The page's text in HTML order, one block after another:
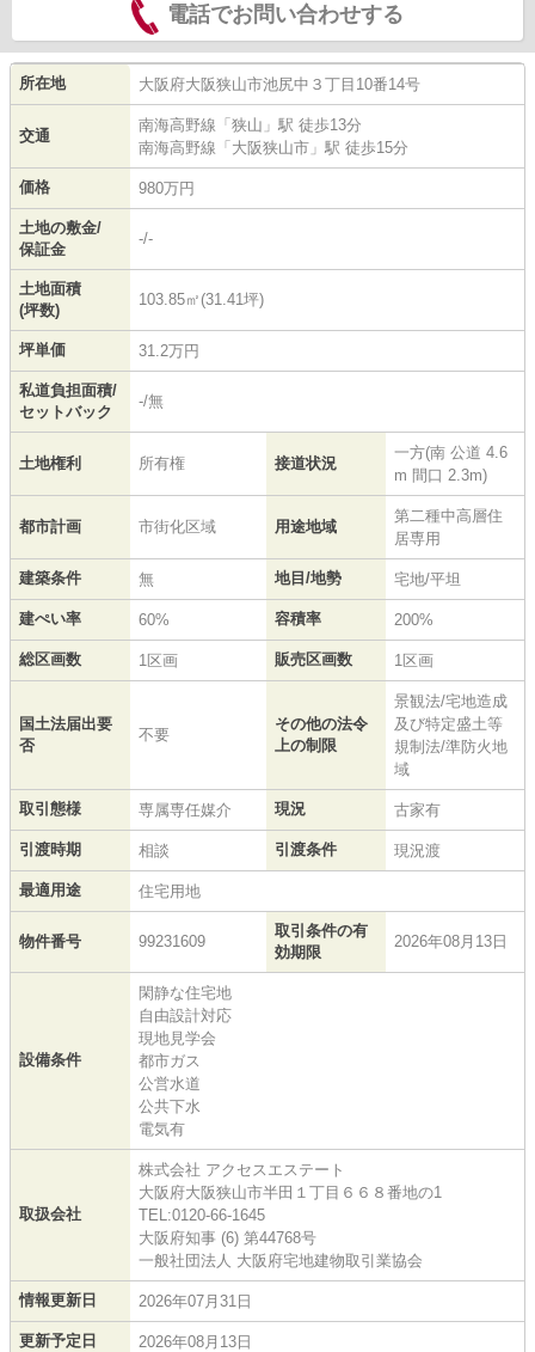
電話でお問い合わせする
所在地 大阪府大阪狭山市池尻中 ３丁目10番14号
交通
南海高野線 「 狭山 」駅 徒歩13分
南海高野線 「 大阪狭山市 」駅 徒歩15分
価格 980万円
土地の敷金/
保証金
-/-
土地面積
(坪数)
103.85㎡(31.41坪)
坪単価 31.2万円
私道負担面積/
セットバック
-/無
土地権利 所有権 接道状況
一方(南 公道 4.6
m 間口 2.3m)
都市計画 市街化区域 用途地域
第二種中高層住
居専用
建築条件 無 地目/地勢 宅地/平坦
建ぺい率 60% 容積率 200%
総区画数 1区画 販売区画数 1区画
国土法届出要
否
不要
その他の法令
上の制限
景観法/宅地造成
及び特定盛土等
規制法/準防火地
域
取引態様 専属専任媒介 現況 古家有
引渡時期 相談 引渡条件 現況渡
最適用途 住宅用地
物件番号 99231609
取引条件の有
効期限
2026年08月13日
設備条件
閑静な住宅地
自由設計対応
現地見学会
都市ガス
公営水道
公共下水
電気有
取扱会社
株式会社 アクセスエステート
大阪府大阪狭山市半田１丁目６６８番地の1
TEL:0120-66-1645
大阪府知事 (6) 第44768号
一般社団法人 大阪府宅地建物取引業協会
情報更新日 2026年07月31日
更新予定日 2026年08月13日